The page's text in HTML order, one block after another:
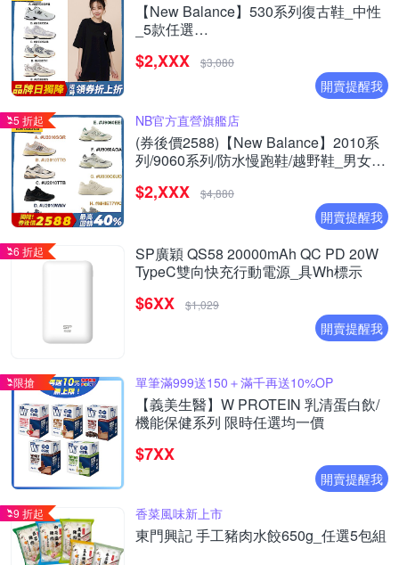
【New Balance】530系列復古鞋_中性
_5款任選
$2,XXX $3,080
開賣提醒我
5 折起 NB官方直營旗艦店
(券後價2588)【New Balance】2010系
列/9060系列/防水慢跑鞋/越野鞋_男女_8
$2,XXX $4,880
開賣提醒我
6 折起
SP廣穎 QS58 20000mAh QC PD 20W
TypeC雙向快充行動電源_具Wh標示
$6XX $1,029
開賣提醒我
限搶 單筆滿999送150＋滿千再送10%OP
【義美生醫】W PROTEIN 乳清蛋白飲/
機能保健系列 限時任選均一價
$7XX
開賣提醒我
9 折起 香菜風味新上市
東門興記 手工豬肉水餃650g_任選5包組